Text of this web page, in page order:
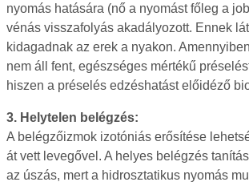
nyomás hatására (nő a nyomást főleg a
vénás visszafolyás akadályozott. Ennek
kidagadnak az erek a nyakon.
nem áll fent, egészséges mértékű
hiszen a préselés edzéshatást előidéző
3. Helytelen belégzés:
A belégzőizmok izotóniás erősítése
át vett levegővel. A helyes belégzés
az úszás, mert a hidrosztatikus nyomás